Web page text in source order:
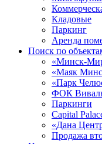
Кладовые
Паркинг
Аренда
Поиск по
«Минск-
«Маяк
«Парк
ФОК
Паркинги
Capital
«Дана
Продажа